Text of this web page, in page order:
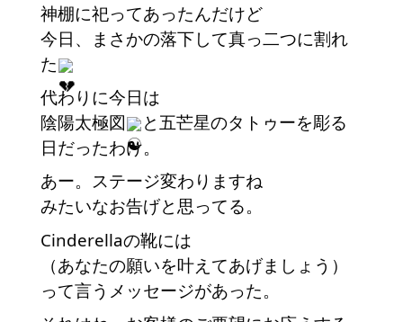
神棚に祀ってあったんだけど
今日、まさかの落下して真っ二つに割れ
た
代わりに今日は
陰陽太極図
と五芒星のタトゥーを彫る
日だったわけ。
あー。ステージ変わりますね
みたいなお告げと思ってる。
Cinderellaの靴には
（あなたの願いを叶えてあげましょう）
って言うメッセージがあった。